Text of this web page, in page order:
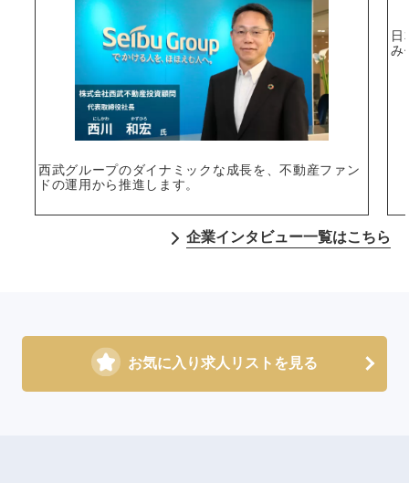
西武グループのダイナミックな成長を、不動産ファン
ドの運用から推進します。
日
み
企業インタビュー一覧はこちら
お気に入り求人リストを見る